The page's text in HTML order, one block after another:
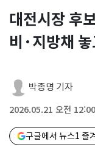
대전시장 후
비·지방채
박종명 기자
2026.05.21 오전 12:00
구글에서 뉴스1 즐